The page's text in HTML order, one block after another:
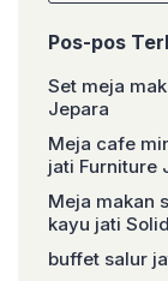
Pos-pos
Set meja
Jepara
Meja cafe
jati Furniture
Meja makan
kayu jati
buffet salur